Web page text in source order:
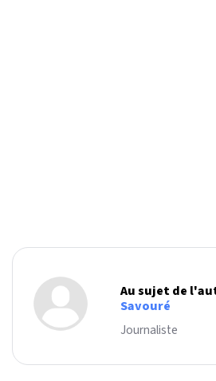
Au sujet de
Savouré
Journaliste